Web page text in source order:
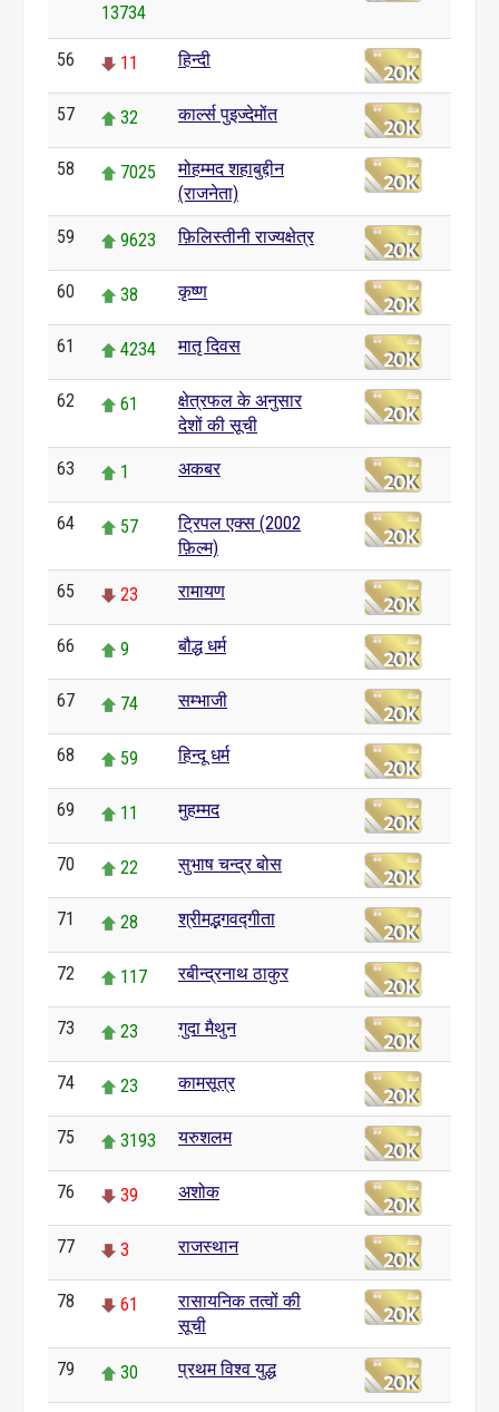
13734
56 11 हिन्दी
57 32 कार्ल्स पुइज्देमोंत
58 7025
मोहम्मद शहाबुद्दीन
(राजनेता)
59 9623 फ़िलिस्तीनी राज्यक्षेत्र
60 38 कृष्ण
61 4234 मातृ दिवस
62 61
क्षेत्रफल के अनुसार
देशों की सूची
63 1 अकबर
64 57
ट्रिपल एक्स (2002
फ़िल्म)
65 23 रामायण
66 9 बौद्ध धर्म
67 74 सम्भाजी
68 59 हिन्दू धर्म
69 11 मुहम्मद
70 22 सुभाष चन्द्र बोस
71 28 श्रीमद्भगवद्गीता
72 117 रबीन्द्रनाथ ठाकुर
73 23 गुदा मैथुन
74 23 कामसूत्र
75 3193 यरुशलम
76 39 अशोक
77 3 राजस्थान
78 61
रासायनिक तत्वों की
सूची
79 30 प्रथम विश्व युद्ध